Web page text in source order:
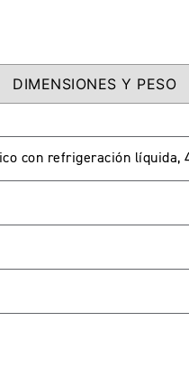
DIMENSIONES Y PESO
con refrigeración líquida,